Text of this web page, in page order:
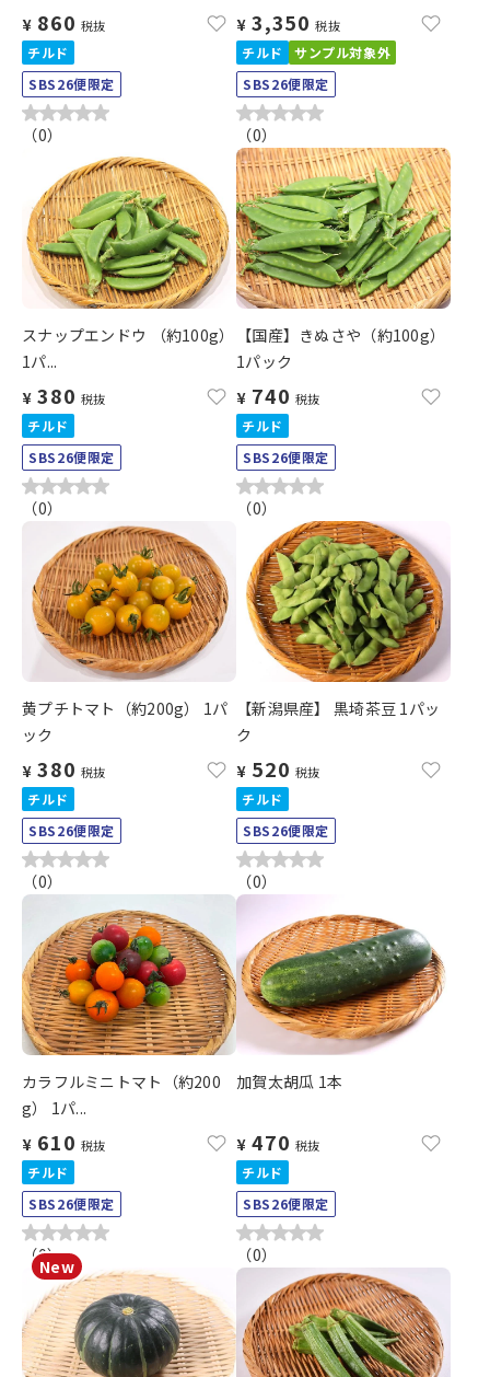
¥ 860 税抜
チルド
SBS26便限定
（0）
¥ 3,350 税抜
チルド
サンプル対象外
SBS26便限定
（0）
スナップエンドウ （約100g）
1パ...
¥ 380 税抜
チルド
SBS26便限定
（0）
【国産】きぬさや（約100g）
1パック
¥ 740 税抜
チルド
SBS26便限定
（0）
黄プチトマト（約200g） 1パ
ック
¥ 380 税抜
チルド
SBS26便限定
（0）
【新潟県産】 黒埼茶豆 1パッ
ク
¥ 520 税抜
チルド
SBS26便限定
（0）
カラフルミニトマト（約200
g） 1パ...
¥ 610 税抜
チルド
SBS26便限定
（0）
加賀太胡瓜 1本
¥ 470 税抜
チルド
SBS26便限定
（0）